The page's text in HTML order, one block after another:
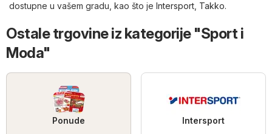
dostupne u vašem gradu, kao što je Intersport Takko.
Ostale trgovine iz kategorije "Sport i
Moda"
Ponude Intersport